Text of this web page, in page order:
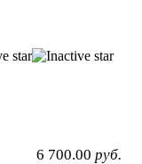
6 700.00 руб.